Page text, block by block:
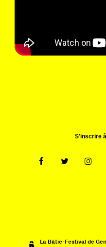
S'inscrire
La Bâtie-Festival de